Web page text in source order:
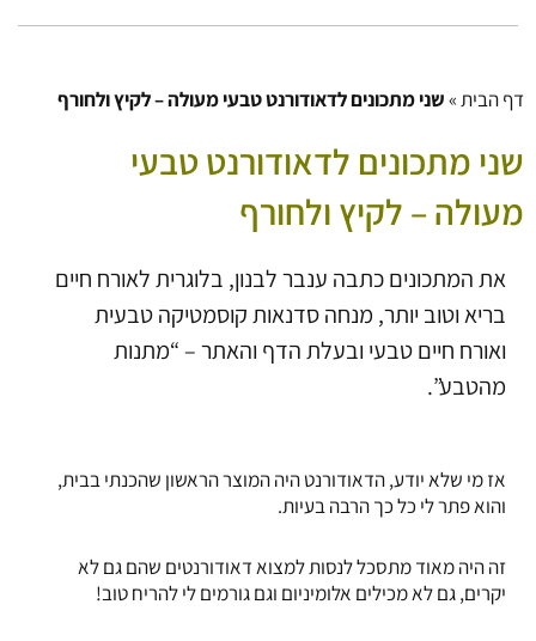
דף הבית»שני מתכונים לדאודורנט טבעי מעולה – לקיץ ולחורף
שני מתכונים לדאודורנט טבעי
מעולה – לקיץ ולחורף
את המתכונים כתבה ענבר לבנון, בלוגרית לאורח חיים
בריא וטוב יותר, מנחה סדנאות קוסמטיקה טבעית
ואורח חיים טבעי ובעלת הדף והאתר – “מתנות
מהטבע”.
אז מי שלא יודע, הדאודורנט היה המוצר הראשון שהכנתי בבית,
והוא פתר לי כל כך הרבה בעיות.
זה היה מאוד מתסכל לנסות למצוא דאודורנטים שהם גם לא
יקרים, גם לא מכילים אלומיניום וגם גורמים לי להריח טוב!